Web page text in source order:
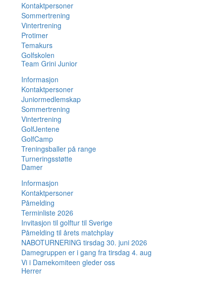
Kontaktpersoner
Sommertrening
Vintertrening
Protimer
Temakurs
Golfskolen
Team Grini Junior
Informasjon
Kontaktpersoner
Juniormedlemskap
Sommertrening
Vintertrening
GolfJentene
GolfCamp
Treningsballer på range
Turneringsstøtte
Damer
Informasjon
Kontaktpersoner
Påmelding
Terminliste 2026
Invitasjon til golftur til Sverige
Påmelding til årets matchplay
NABOTURNERING tirsdag 30. juni 2026
Damegruppen er i gang fra tirsdag 4. aug
Vi i Damekomiteen gleder oss
Herrer